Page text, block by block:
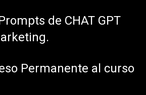
de CHAT GPT
Permanente al curso